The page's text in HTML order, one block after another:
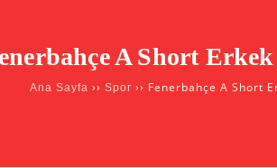
A Short
Ana Sayfa ›› Spor ›› Fenerbahçe A Short